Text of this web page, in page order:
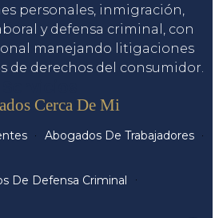
personales, inmigración,
y defensa criminal, con
manejando litigaciones
de derechos del consumidor.
Cerca De Mi
Abogados De Trabajadores
De Defensa Criminal